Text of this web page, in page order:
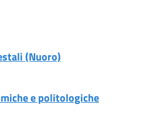
(Nuoro)
e politologiche